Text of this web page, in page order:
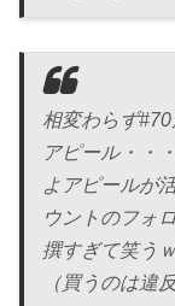
相変わらず
アピール・・
よアピールが
ウントのフォ
撰すぎて笑う
（買うのは違